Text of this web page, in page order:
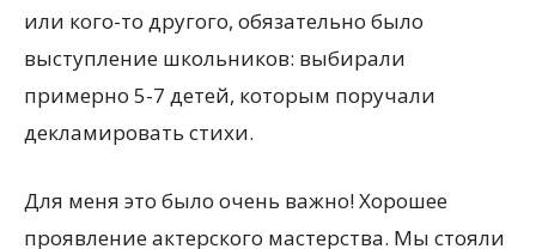
или кого-то другого, обязательно было
выступление школьников: выбирали
примерно 5-7 детей, которым поручали
декламировать стихи.
Для меня это было очень важно! Хорошее
проявление актерского мастерства. Мы стояли